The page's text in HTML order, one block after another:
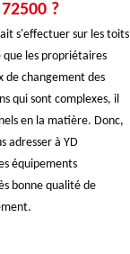
?
s'effectuer sur les toits
que les propriétaires
de changement des
qui sont complexes, il
en la matière. Donc,
adresser à YD
équipements
bonne qualité de